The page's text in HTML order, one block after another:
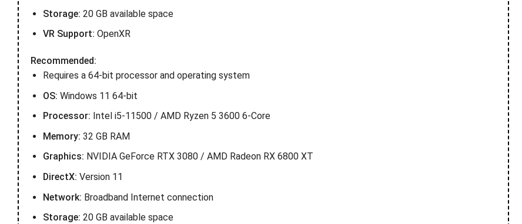
Storage: 20 GB available space
VR Support: OpenXR
Recommended:
Requires a 64-bit processor and operating system
OS: Windows 11 64-bit
Processor: Intel i5-11500 / AMD Ryzen 5 3600 6-Core
Memory: 32 GB RAM
Graphics: NVIDIA GeForce RTX 3080 / AMD Radeon RX 6800 XT
DirectX: Version 11
Network: Broadband Internet connection
Storage: 20 GB available space